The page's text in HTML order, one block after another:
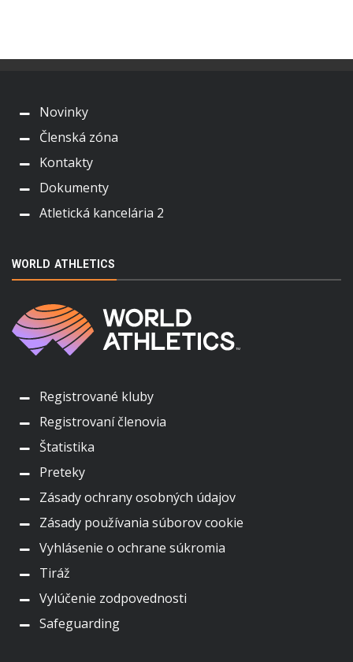
Novinky
Členská zóna
Kontakty
Dokumenty
Atletická kancelária 2
WORLD ATHLETICS
Registrované kluby
Registrovaní členovia
Štatistika
Preteky
Zásady ochrany osobných údajov
Zásady používania súborov cookie
Vyhlásenie o ochrane súkromia
Tiráž
Vylúčenie zodpovednosti
Safeguarding